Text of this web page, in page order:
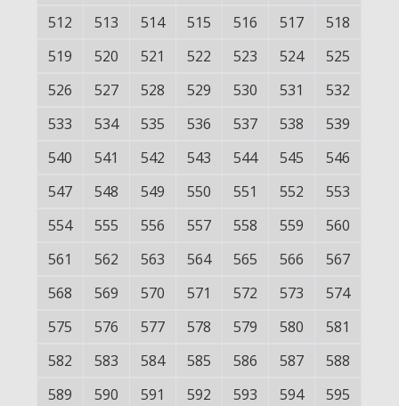
512 513 514 515 516 517
518
519
520 521 522 523 524
525
526
527 528 529 530 531
532
533
534 535 536 537 538
539
540
541 542 543 544 545
546
547
548 549 550 551 552
553
554
555 556 557 558 559
560
561
562 563 564 565 566
567
568
569 570 571 572 573
574
575
576 577 578 579 580
581
582
583 584 585 586 587
588
589
590 591 592 593 594
595